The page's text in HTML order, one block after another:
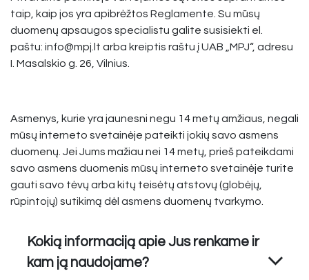
taip, kaip jos yra apibrėžtos Reglamente. Su mūsų
duomenų apsaugos specialistu galite susisiekti el.
paštu: info@mpj.lt arba kreiptis raštu į UAB „MPJ“, adresu
I. Masalskio g. 26, Vilnius.
Asmenys, kurie yra jaunesni negu 14 metų amžiaus, negali
mūsų interneto svetainėje pateikti jokių savo asmens
duomenų. Jei Jums mažiau nei 14 metų, prieš pateikdami
savo asmens duomenis mūsų interneto svetainėje turite
gauti savo tėvų arba kitų teisėtų atstovų (globėjų,
rūpintojų) sutikimą dėl asmens duomenų tvarkymo.
Kokią informaciją apie Jus renkame ir
kam ją naudojame?